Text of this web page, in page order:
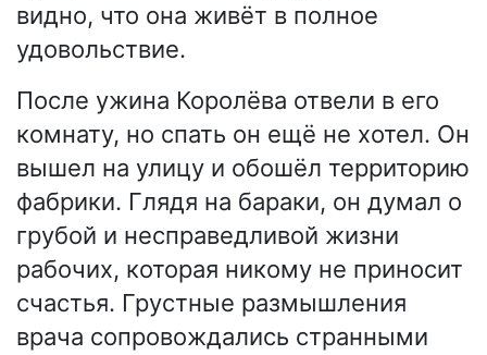
видно, что она живёт в полное
удовольствие.
После ужина Королёва отвели в его
комнату, но спать он ещё не хотел. Он
вышел на улицу и обошёл территорию
фабрики. Глядя на бараки, он думал о
грубой и несправедливой жизни
рабочих, которая никому не приносит
счастья. Грустные размышления
врача сопровождались странными